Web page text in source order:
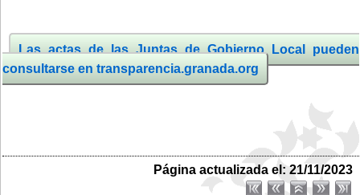
Las actas de las Juntas de Gobierno Local pueden
consultarse en transparencia.granada.org
Página actualizada el: 21/11/2023